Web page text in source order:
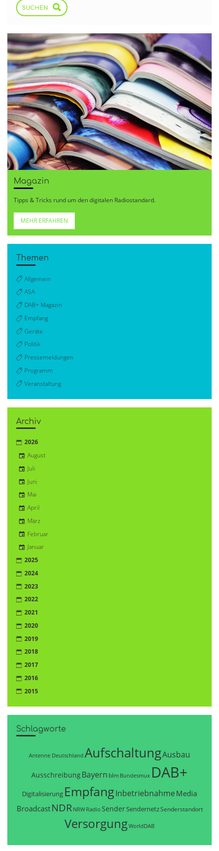
SUCHEN
Magazin
Tipps & Tricks rund um den digitalen Radiostandard.
MEHR ERFAHREN
Themen
Allgemein
ASA
DAB+ Magazin
Empfang
Geräte
Politik
Pressemeldungen
Programm
Veranstaltung
Archiv
2026
August
Juli
Juni
Mai
April
März
Februar
Januar
2025
2024
2023
2022
2021
2020
2019
2018
2017
2016
2015
Schlagworte
Antenne Deutschland AufschaltungAusbau
AusschreibungBayern blm Bundesmux DAB+
Digitalisierung EmpfangInbetriebnahme Media
Broadcast NDR NRW Radio SenderSendernetzSenderstandort
VersorgungWorldDAB